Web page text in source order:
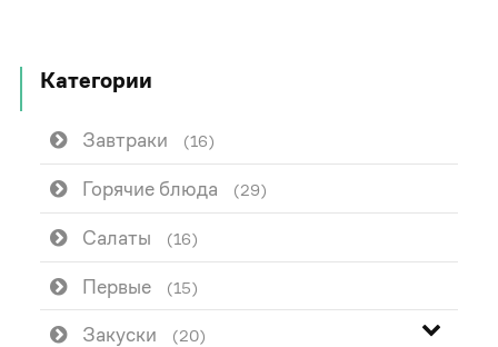
Категории
Завтраки (16)
Горячие блюда (29)
Салаты (16)
Первые (15)
Закуски (20)